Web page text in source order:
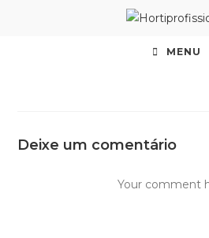
MENU
Deixe um comentário